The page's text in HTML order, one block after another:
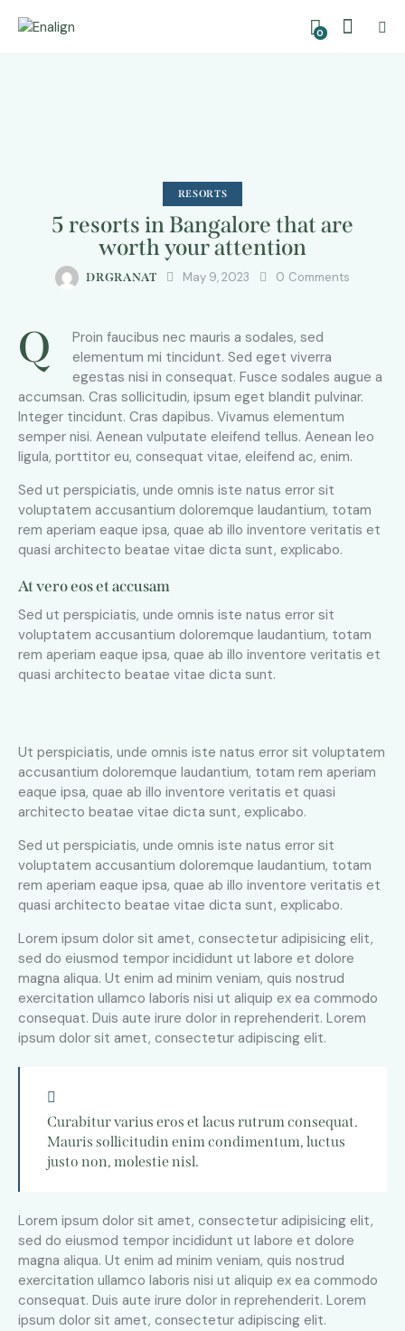
0
RESORTS
5 resorts in Bangalore that are
worth your attention
DRGRANAT May 9, 2023 0 Comments
Q
Proin faucibus nec mauris a sodales, sed
elementum mi tincidunt. Sed eget viverra
egestas nisi in consequat. Fusce sodales augue a
accumsan. Cras sollicitudin, ipsum eget blandit pulvinar.
Integer tincidunt. Cras dapibus. Vivamus elementum
semper nisi. Aenean vulputate eleifend tellus. Aenean leo
ligula, porttitor eu, consequat vitae, eleifend ac, enim.
Sed ut perspiciatis, unde omnis iste natus error sit
voluptatem accusantium doloremque laudantium, totam
rem aperiam eaque ipsa, quae ab illo inventore veritatis et
quasi architecto beatae vitae dicta sunt, explicabo.
At vero eos et accusam
Sed ut perspiciatis, unde omnis iste natus error sit
voluptatem accusantium doloremque laudantium, totam
rem aperiam eaque ipsa, quae ab illo inventore veritatis et
quasi architecto beatae vitae dicta sunt.
Ut perspiciatis, unde omnis iste natus error sit voluptatem
accusantium doloremque laudantium, totam rem aperiam
eaque ipsa, quae ab illo inventore veritatis et quasi
architecto beatae vitae dicta sunt, explicabo.
Sed ut perspiciatis, unde omnis iste natus error sit
voluptatem accusantium doloremque laudantium, totam
rem aperiam eaque ipsa, quae ab illo inventore veritatis et
quasi architecto beatae vitae dicta sunt, explicabo.
Lorem ipsum dolor sit amet, consectetur adipisicing elit,
sed do eiusmod tempor incididunt ut labore et dolore
magna aliqua. Ut enim ad minim veniam, quis nostrud
exercitation ullamco laboris nisi ut aliquip ex ea commodo
consequat. Duis aute irure dolor in reprehenderit. Lorem
ipsum dolor sit amet, consectetur adipiscing elit.
Curabitur varius eros et lacus rutrum consequat.
Mauris sollicitudin enim condimentum, luctus
justo non, molestie nisl.
Lorem ipsum dolor sit amet, consectetur adipisicing elit,
sed do eiusmod tempor incididunt ut labore et dolore
magna aliqua. Ut enim ad minim veniam, quis nostrud
exercitation ullamco laboris nisi ut aliquip ex ea commodo
consequat. Duis aute irure dolor in reprehenderit. Lorem
ipsum dolor sit amet, consectetur adipiscing elit.